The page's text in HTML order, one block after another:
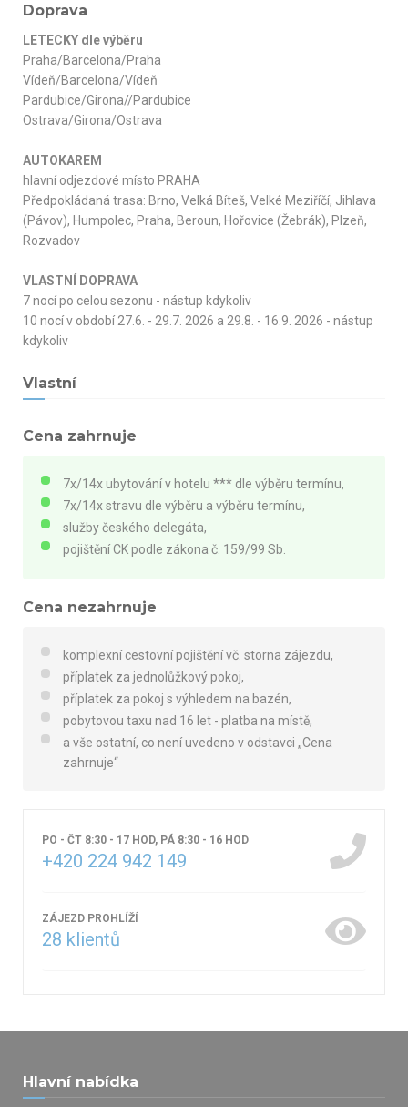
Doprava
LETECKY dle výběru
Praha/Barcelona/Praha
Vídeň/Barcelona/Vídeň
Pardubice/Girona//Pardubice
Ostrava/Girona/Ostrava
AUTOKAREM
hlavní odjezdové místo PRAHA
Předpokládaná trasa: Brno, Velká Bíteš, Velké Meziříčí, Jihlava
(Pávov), Humpolec, Praha, Beroun, Hořovice (Žebrák), Plzeň,
Rozvadov
VLASTNÍ DOPRAVA
7 nocí po celou sezonu - nástup kdykoliv
10 nocí v období 27.6. - 29.7. 2026 a 29.8. - 16.9. 2026 - nástup
kdykoliv
Vlastní
Cena zahrnuje
7x/14x ubytování v hotelu *** dle výběru termínu,
7x/14x stravu dle výběru a výběru termínu,
služby českého delegáta,
pojištění CK podle zákona č. 159/99 Sb.
Cena nezahrnuje
komplexní cestovní pojištění vč. storna zájezdu,
příplatek za jednolůžkový pokoj,
příplatek za pokoj s výhledem na bazén,
pobytovou taxu nad 16 let - platba na místě,
a vše ostatní, co není uvedeno v odstavci „Cena
zahrnuje“
PO - ČT 8:30 - 17 HOD, PÁ 8:30 - 16 HOD
+420 224 942 149
ZÁJEZD PROHLÍŽÍ
28 klientů
Hlavní nabídka